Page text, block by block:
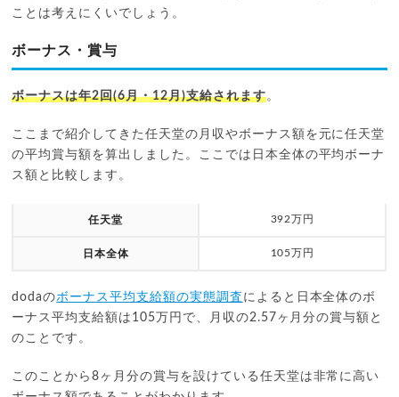
ことは考えにくいでしょう。
ボーナス・賞与
ボーナスは年2回(6月・12月)支給されます。
ここまで紹介してきた任天堂の月収やボーナス額を元に任天堂
の平均賞与額を算出しました。ここでは日本全体の平均ボーナ
ス額と比較します。
任天堂 392万円
日本全体 105万円
dodaのボーナス平均支給額の実態調査 によると日本全体のボ
ーナス平均支給額は105万円で、月収の2.57ヶ月分の賞与額と
のことです。
このことから8ヶ月分の賞与を設けている任天堂は非常に高い